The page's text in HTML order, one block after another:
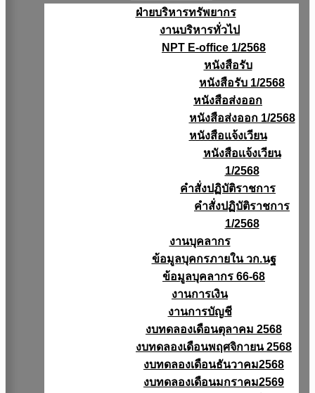
ฝ่ายบริหารทรัพยากร
งานบริหารทั่วไป
NPT E-office 1/2568
หนังสือรับ
หนังสือรับ 1/2568
หนังสือส่งออก
หนังสือส่งออก 1/2568
หนังสือแจ้งเวียน
หนังสือเเจ้งเวียน
1/2568
คำสั่งปฏิบัติราชการ
คำสั่งปฏิบัติราชการ
1/2568
งานบุคลากร
ข้อมูลบุคกรภายใน วก.นฐ
ข้อมูลบุคลากร 66-68
งานการเงิน
งานการบัญชี
งบทดลองเดือนตุลาคม 2568
งบทดลองเดือนพฤศจิกายน 2568
งบทดลองเดือนธันวาคม2568
งบทดลองเดือนมกราคม2569